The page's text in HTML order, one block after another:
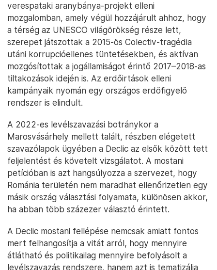
verespataki aranybánya-projekt elleni
mozgalomban, amely végül hozzájárult ahhoz, hogy
a térség az UNESCO világörökség része lett,
szerepet játszottak a 2015-ös Colectiv-tragédia
utáni korrupcióellenes tüntetésekben, és aktívan
mozgósítottak a jogállamiságot érintő 2017–2018-as
tiltakozások idején is. Az erdőirtások elleni
kampányaik nyomán egy országos erdőfigyelő
rendszer is elindult.
A 2022-es levélszavazási botránykor a
Marosvásárhely mellett talált, részben elégetett
szavazólapok ügyében a Declic az elsők között tett
feljelentést és követelt vizsgálatot. A mostani
petícióban is azt hangsúlyozza a szervezet, hogy
Románia területén nem maradhat ellenőrizetlen egy
másik ország választási folyamata, különösen akkor,
ha abban több százezer választó érintett.
A Declic mostani fellépése nemcsak amiatt fontos
mert felhangosítja a vitát arról, hogy mennyire
átlátható és politikailag mennyire befolyásolt a
levélszavazás rendszere, hanem azt is tematizálja